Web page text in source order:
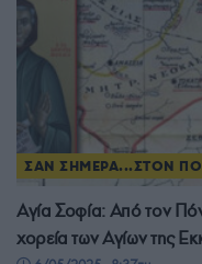
ΣΑΝ ΣΗΜΕΡΑ...ΣΤΟΝ
Αγία Σοφία: Από τον
χορεία των Αγίων της